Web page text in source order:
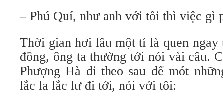
– Phú Quí, như anh với tôi thì việc gì
Thời gian hơi lâu một tí là quen
đồng, ông ta thường tới nói vài câu.
Phượng Hà đi theo sau để mót
lắc la lắc lư đi tới, nói với tôi: